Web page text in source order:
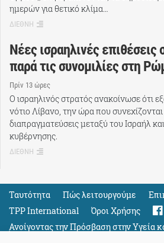
ημερών για θετικό κλίμα…
ΔΙΕΘΝΗ
Νέες ισραηλινές επιθέσεις
παρά τις συνομιλίες στη
Πρίν 13 ώρες
Ο ισραηλινός στρατός ανακοίνωσε ότι
νότιο Λίβανο, την ώρα που
διαπραγματεύσεις μεταξύ του Ισραήλ
κυβέρνησης.
ΔΙΕΘΝΗ
Ταυτότητα Πώς λειτουργούμε
TPP International
Όροι Χρήσης
Ανοίγοντας την Πρόσβαση στην Υγεία
Όλους